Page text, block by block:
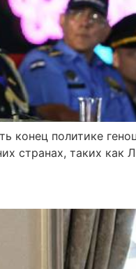
конец политике
странах, таких как